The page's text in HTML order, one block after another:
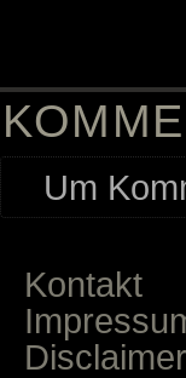
Um
Kontakt
Disclaimer